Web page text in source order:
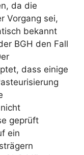
da die
Vorgang sei,
bekannt
BGH den Fall
dass einige
geprüft
ein